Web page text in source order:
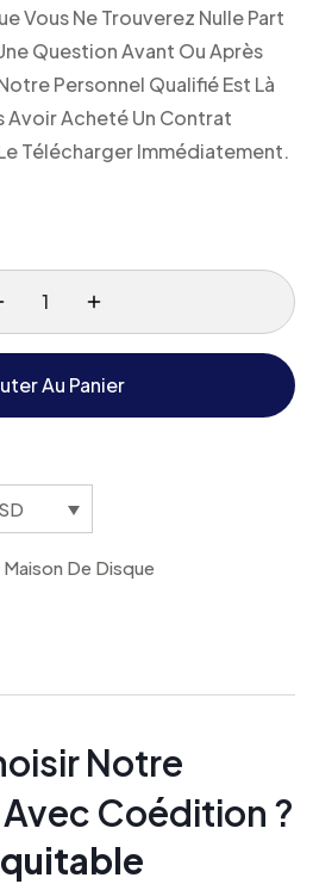
Vous Ne Trouverez Nulle Part
Question Avant Ou Après
Personnel Qualifié Est Là
Avoir Acheté Un Contrat
Télécharger Immédiatement.
Au Panier
De Disque
Notre
Coédition ?